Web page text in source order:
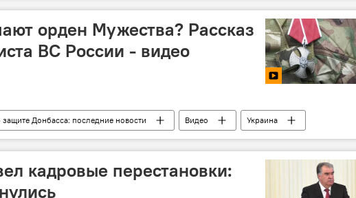
орден Мужества? Рассказ
ВС России - видео
Донбасса: последние новости Видео
Украина
Россия
кадровые перестановки: